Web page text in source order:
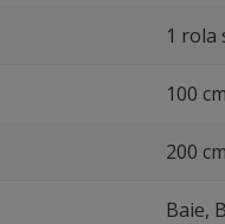
1 rola
100 cm
200 cm
Baie,